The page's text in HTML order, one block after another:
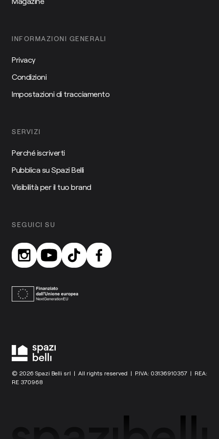
INFORMAZIONI GENERALI
Privacy
Condizioni
Impostazioni di tracciamento
SERVIZI
Perché iscriverti
Pubblica su Spazi Belli
Visibilità per il tuo brand
SEGUICI SU
© 2026 Spazi Belli srl | All rights reserved | P.IVA: 03136910357 | REA:
RE 370968